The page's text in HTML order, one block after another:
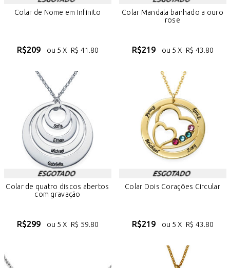
Colar de Nome em Infinito
R$209 ou 5 X R$ 41.80
Colar Mandala banhado a ouro
rose
R$219 ou 5 X R$ 43.80
Colar de quatro discos abertos
com gravação
R$299 ou 5 X R$ 59.80
Colar Dois Corações Circular
R$219 ou 5 X R$ 43.80